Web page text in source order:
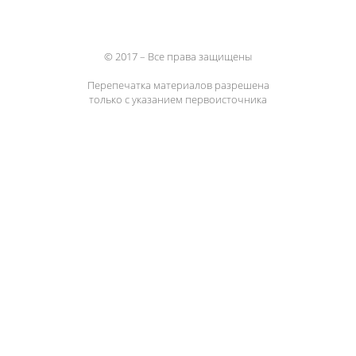
© 2017 – Все права защищены
Перепечатка материалов разрешена
только с указанием первоисточника